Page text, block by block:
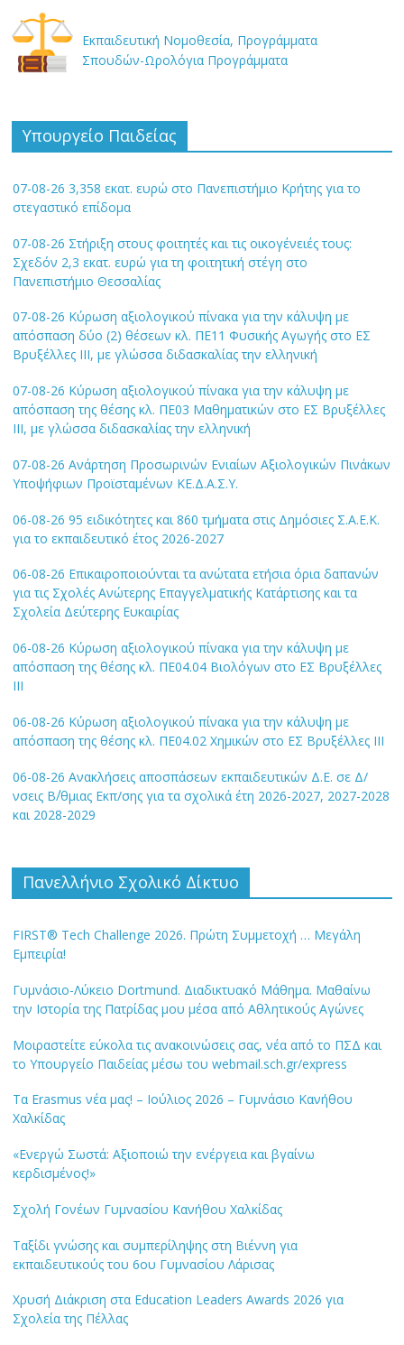
Εκπαιδευτική Νομοθεσία, Προγράμματα
Σπουδών-Ωρολόγια Προγράμματα
Υπουργείο Παιδείας
07-08-26 3,358 εκατ. ευρώ στο Πανεπιστήμιο Κρήτης για το
στεγαστικό επίδομα
07-08-26 Στήριξη στους φοιτητές και τις οικογένειές τους:
Σχεδόν 2,3 εκατ. ευρώ για τη φοιτητική στέγη στο
Πανεπιστήμιο Θεσσαλίας
07-08-26 Κύρωση αξιολογικού πίνακα για την κάλυψη με
απόσπαση δύο (2) θέσεων κλ. ΠΕ11 Φυσικής Αγωγής στο ΕΣ
Βρυξέλλες ΙΙΙ, με γλώσσα διδασκαλίας την ελληνική
07-08-26 Κύρωση αξιολογικού πίνακα για την κάλυψη με
απόσπαση της θέσης κλ. ΠΕ03 Μαθηματικών στο ΕΣ Βρυξέλλες
ΙΙΙ, με γλώσσα διδασκαλίας την ελληνική
07-08-26 Ανάρτηση Προσωρινών Ενιαίων Αξιολογικών Πινάκων
Υποψήφιων Προϊσταμένων ΚΕ.Δ.Α.Σ.Υ.
06-08-26 95 ειδικότητες και 860 τμήματα στις Δημόσιες Σ.Α.Ε.Κ.
για το εκπαιδευτικό έτος 2026-2027
06-08-26 Επικαιροποιούνται τα ανώτατα ετήσια όρια δαπανών
για τις Σχολές Ανώτερης Επαγγελματικής Κατάρτισης και τα
Σχολεία Δεύτερης Ευκαιρίας
06-08-26 Κύρωση αξιολογικού πίνακα για την κάλυψη με
απόσπαση της θέσης κλ. ΠΕ04.04 Βιολόγων στο ΕΣ Βρυξέλλες
ΙΙΙ
06-08-26 Κύρωση αξιολογικού πίνακα για την κάλυψη με
απόσπαση της θέσης κλ. ΠΕ04.02 Χημικών στο ΕΣ Βρυξέλλες ΙΙΙ
06-08-26 Ανακλήσεις αποσπάσεων εκπαιδευτικών Δ.Ε. σε Δ/
νσεις Β΄/θμιας Εκπ/σης για τα σχολικά έτη 2026-2027, 2027-2028
και 2028-2029
Πανελλήνιο Σχολικό Δίκτυο
FIRST® Tech Challenge 2026. Πρώτη Συμμετοχή … Μεγάλη
Εμπειρία!
Γυμνάσιο-Λύκειο Dortmund. Διαδικτυακό Μάθημα. Μαθαίνω
την Ιστορία της Πατρίδας μου μέσα από Αθλητικούς Αγώνες
Μοιραστείτε εύκολα τις ανακοινώσεις σας, νέα από το ΠΣΔ και
το Υπουργείο Παιδείας μέσω του webmail.sch.gr/express
Τα Erasmus νέα μας! – Ιούλιος 2026 – Γυμνάσιο Κανήθου
Χαλκίδας
«Ενεργώ Σωστά: Αξιοποιώ την ενέργεια και βγαίνω
κερδισμένος!»
Σχολή Γονέων Γυμνασίου Κανήθου Χαλκίδας
Ταξίδι γνώσης και συμπερίληψης στη Βιέννη για
εκπαιδευτικούς του 6ου Γυμνασίου Λάρισας
Χρυσή Διάκριση στα Education Leaders Awards 2026 για
Σχολεία της Πέλλας